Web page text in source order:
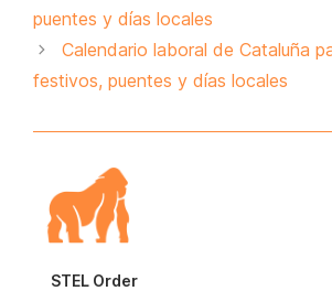
puentes y días locales
Calendario laboral de Cataluña
festivos, puentes y días locales
STEL Order